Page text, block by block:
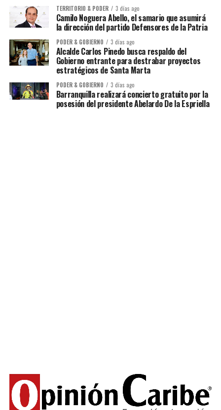
TERRITORIO & PODER 3 días ago
Camilo Noguera Abello, el samario que asumirá
la dirección del partido Defensores de la Patria
PODER & GOBIERNO 3 días ago
Alcalde Carlos Pinedo busca respaldo del
Gobierno entrante para destrabar proyectos
estratégicos de Santa Marta
PODER & GOBIERNO 3 días ago
Barranquilla realizará concierto gratuito por la
posesión del presidente Abelardo De la Espriella